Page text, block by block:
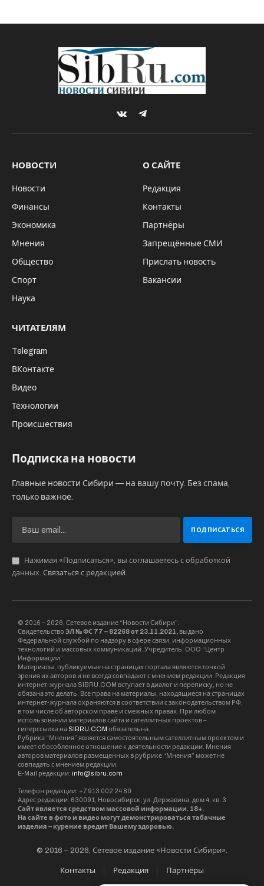
жительнице села
Веселовское
17.05.2026 НОВОСТИ
Комментариев нет
15 мая 2026 года жительнице села
Веселовское Краснозерского района
Дмитриевне Конько исполнилось 95 лет.
Всю жизнь Александра Дмитриевна
проработала на селе. Она родилась в большой
семье, была девятым, последним ребенком. Ее
Александра Дмитриевна проработала 45 лет.
После окончания 8 классов, в 1941 году, начала
работать в колхозе «Красный интернационал».
С 1948 года трудилась на колхозной почте:
почтальоном, телефонисткой, сортировщицей.
работала в комбинате, в детском саду, на
22 октября 1950 года Александра Дмитриевна
вышла замуж за Григория Дмитриевича –
фронтовика, и прожила с ним до его смерти 30
лет. У нее трое детей, шесть внуков, 15
правнуков, 1 праправнук.
На фото: Александра Дмитриевна Конько с
близкими.
Александра Дмитриевна Конько
колхоз «Красный интернационал»
Новосибирск